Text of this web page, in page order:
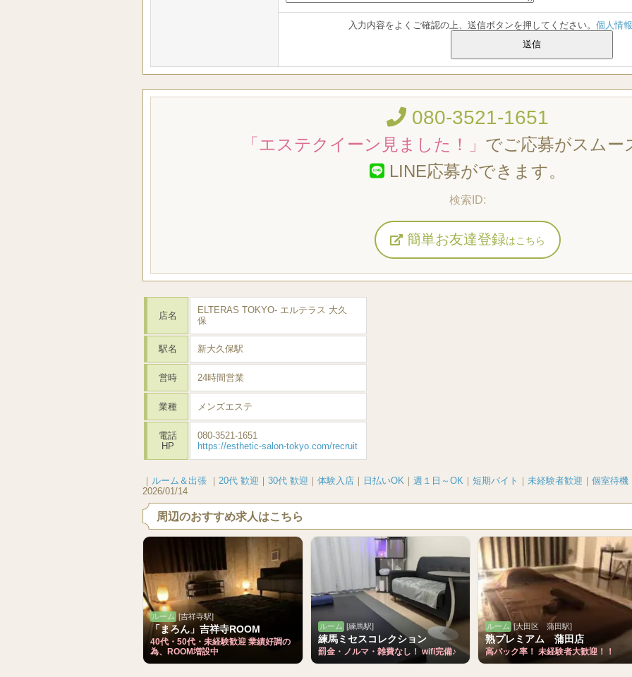
入力内容をよくご確認の上、送信ボタンを押してください。 個人情
080-3521-1651
「エステクイーン見ました！」 でご応募がスムー
LINE応募ができます。
簡単お友達登録はこちら
店名
ELTERAS TOKYO- エルテラス 大久
保
駅名 新大久保駅
営時 24時間営業
業種 メンズエステ
電話
HP
080-3521-1651
https://esthetic-salon-tokyo.com/recruit
｜ ルーム＆出張 ｜ 20代 歓迎 ｜ 30代 歓迎 ｜ 体験入店 ｜ 日払いOK ｜ 週１日～OK ｜ 短期バイト ｜ 未経験者歓迎 ｜ 個室待機
2026/01/14
周辺のおすすめ求人はこちら
ルーム [吉祥寺駅]
「まろん」吉祥寺ROOM
40代・50代・未経験歓迎 業績好調の
為、ROOM増設中
ルーム [練馬駅]
練馬ミセスコレクション
罰金・ノルマ・雑費なし！ wifi完備♪
ルーム [大田区 蒲田駅]
熟プレミアム 蒲田店
高バック率！ 未経験者大歓迎！！